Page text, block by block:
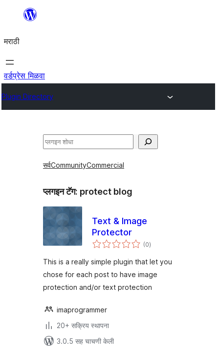
सामुग्रीवर
मराठी
वर्डप्रेस मिळवा
Plugin Directory
शोधा
सर्वCommunityCommercial
प्लगइन टॅग: protect blog
Text & Image
Protector
(0एकूण
मूल्यांकन
)
This is a really simple plugin that let you
chose for each post to have image
protection and/or text protection
imaprogrammer
20+ सक्रिय स्थापना
3.0.5 सह चाचणी केली